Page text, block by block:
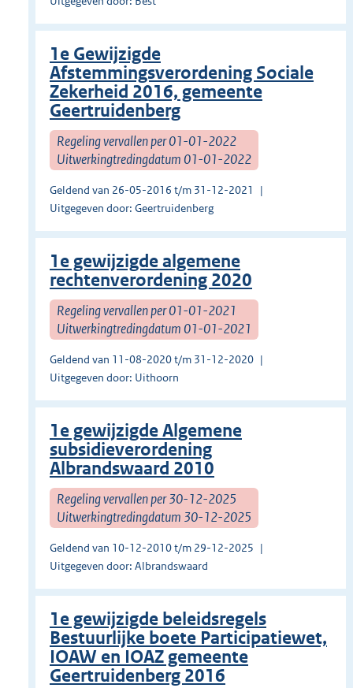
1e Gewijzigde
Afstemmingsverordening Sociale
Zekerheid 2016, gemeente
Geertruidenberg
Regeling vervallen per 01-01-2022
Uitwerkingtredingdatum 01-01-2022
Geldend van 26-05-2016 t/m 31-12-2021
Uitgegeven door: Geertruidenberg
1e gewijzigde algemene
rechtenverordening 2020
Regeling vervallen per 01-01-2021
Uitwerkingtredingdatum 01-01-2021
Geldend van 11-08-2020 t/m 31-12-2020
Uitgegeven door: Uithoorn
1e gewijzigde Algemene
subsidieverordening
Albrandswaard 2010
Regeling vervallen per 30-12-2025
Uitwerkingtredingdatum 30-12-2025
Geldend van 10-12-2010 t/m 29-12-2025
Uitgegeven door: Albrandswaard
1e gewijzigde beleidsregels
Bestuurlijke boete Participatiewet,
IOAW en IOAZ gemeente
Geertruidenberg 2016